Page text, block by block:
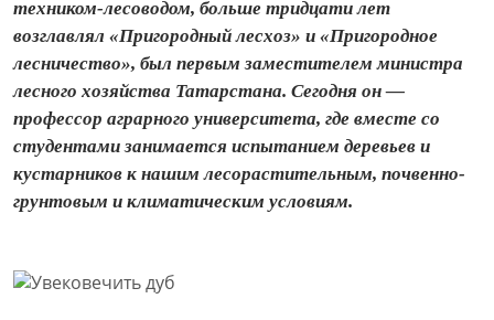
техником-лесоводом, больше тридцати лет
возглавлял «Пригородный лесхоз» и «Пригородное
лесничество», был первым заместителем министра
лесного хозяйства Татарстана. Сегодня он —
профессор аграрного университета, где вместе со
студентами занимается испытанием деревьев и
кустарников к нашим лесорастительным, почвенно-
грунтовым и климатическим условиям.